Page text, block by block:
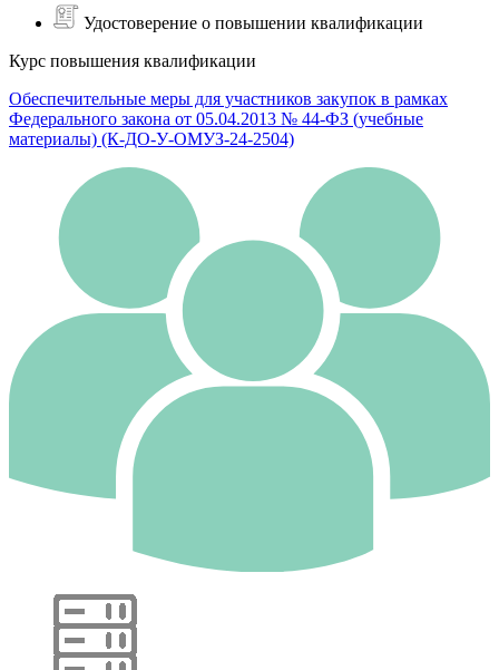
Удостоверение о повышении квалификации
Курс повышения квалификации
Обеспечительные меры для участников закупок в рамках
Федерального закона от 05.04.2013 № 44-ФЗ (учебные
материалы) (К-ДО-У-ОМУЗ-24-2504)